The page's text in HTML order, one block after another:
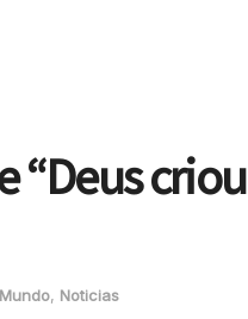
“Deus
, Noticias